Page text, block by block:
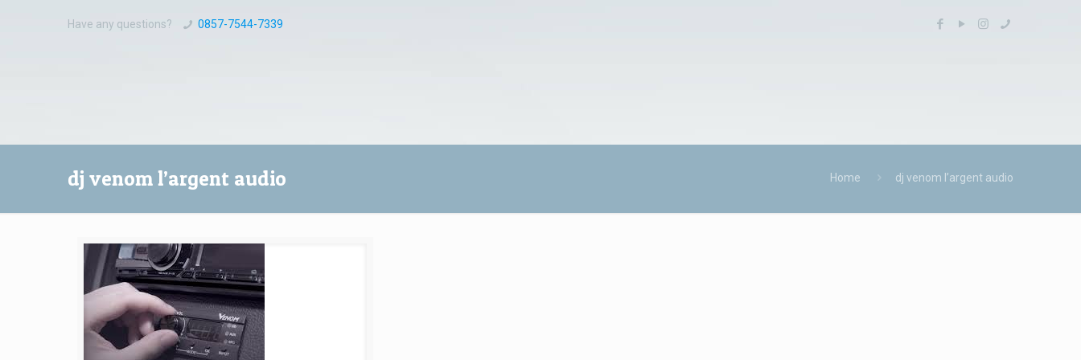
Have any questions? 0857-7544-7339
dj venom l’argent audio Home dj venom l’argent audio